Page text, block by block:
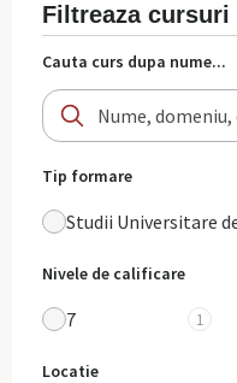
Filtreaza cursuri
Cauta curs dupa nume...
Tip formare
Studii Universitare
Nivele de calificare
7 1
Locatie